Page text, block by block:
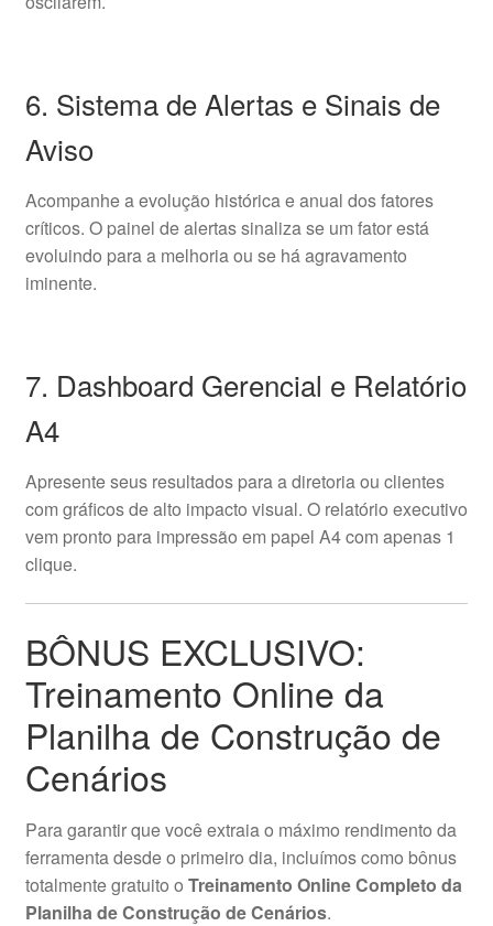
6. Sistema de Alertas e Sinais de
Aviso
Acompanhe a evolução histórica e anual dos fatores
críticos. O painel de alertas sinaliza se um fator está
evoluindo para a melhoria ou se há agravamento
iminente.
7. Dashboard Gerencial e Relatório
A4
Apresente seus resultados para a diretoria ou clientes
com gráficos de alto impacto visual. O relatório executivo
vem pronto para impressão em papel A4 com apenas 1
clique.
BÔNUS EXCLUSIVO:
Treinamento Online da
Planilha de Construção de
Cenários
Para garantir que você extraia o máximo rendimento da
ferramenta desde o primeiro dia, incluímos como bônus
totalmente gratuito o Treinamento Online Completo da
Planilha de Construção de Cenários.